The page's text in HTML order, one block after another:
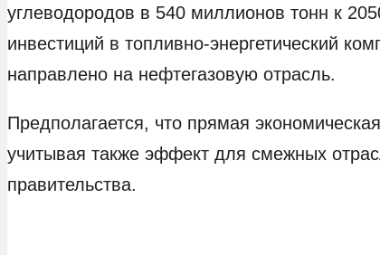
углеводородов в 540 миллионов тонн к
инвестиций в топливно-энергетический
направлено на нефтегазовую отрасль.
Предполагается, что прямая
учитывая также эффект для смежных
правительства.